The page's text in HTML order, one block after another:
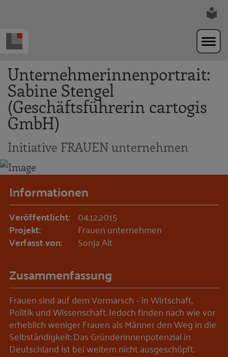
Unternehmerinnenportrait:
Sabine Stengel
(Geschäftsführerin cartogis
GmbH)
Initiative FRAUEN unternehmen
Informationen
Veröffentlicht: 04.12.2015
Projekt: Frauen unternehmen
Verfasst von: Sonja Alt
Zusammenfassung
Frauen sind auf dem Vormarsch – in Wirtschaft,
Politik und Wissenschaft. Jedoch finden nach wie vor
erheblich weniger Frauen als Männer den Weg in die
Selbständigkeit: Das Gründerinnenpotenzial in
Deutschland ist bei weitem nicht ausgeschöpft.